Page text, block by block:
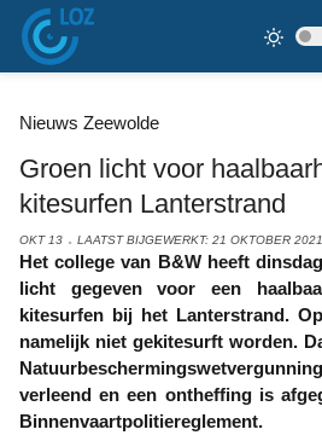
Nieuws Zeewolde
Groen licht voor
kitesurfen Lanterstrand
OKT 13 LAATST BIJGEWERKT: 21 OKTOBER 2021
Het college van B&W heeft dinsdag 12 oktober 2021 groen
licht gegeven voor een
kitesurfen bij het Lanterstrand.
namelijk niet gekitesurft worden.
verleend en een ontheffing is
Binnenvaartpolitiereglement.